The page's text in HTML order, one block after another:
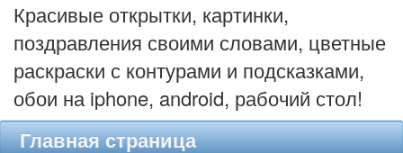
Красивые открытки, картинки,
поздравления своими словами, цветные
раскраски с контурами и подсказками,
обои на iphone, android, рабочий стол!
Главная страница